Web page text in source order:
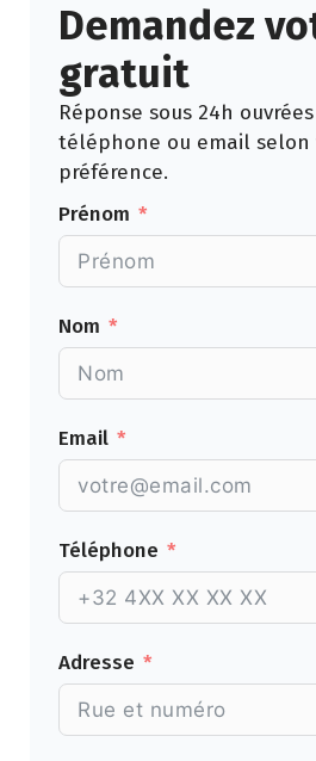
Demandez
gratuit
Réponse sous 24h
téléphone ou email selon
préférence.
Prénom
Nom
Email
Téléphone
Adresse